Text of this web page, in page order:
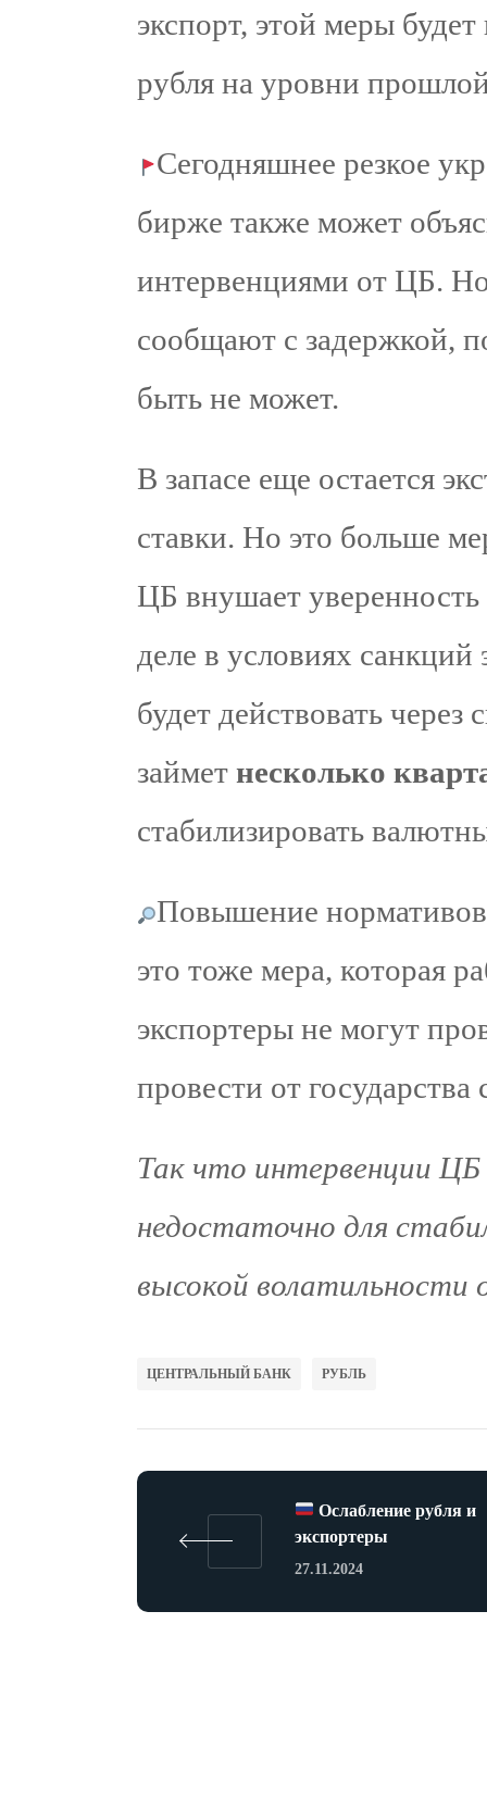
экспорт, этой меры
рубля на уровни
Сегодняшнее резкое
бирже также может
интервенциями от ЦБ.
сообщают с задержкой,
быть не может.
В запасе еще остается
ставки. Но это больше
ЦБ внушает
деле в условиях санкций
будет действовать
займет несколько
стабилизировать
Повышение
это тоже мера, которая
экспортеры не могут
провести от
Так что интервенции
недостаточно для
высокой волатильности
ЦЕНТРАЛЬНЫЙ БАНК РУБЛЬ
Ослабление рубля и
экспортеры
27.11.2024